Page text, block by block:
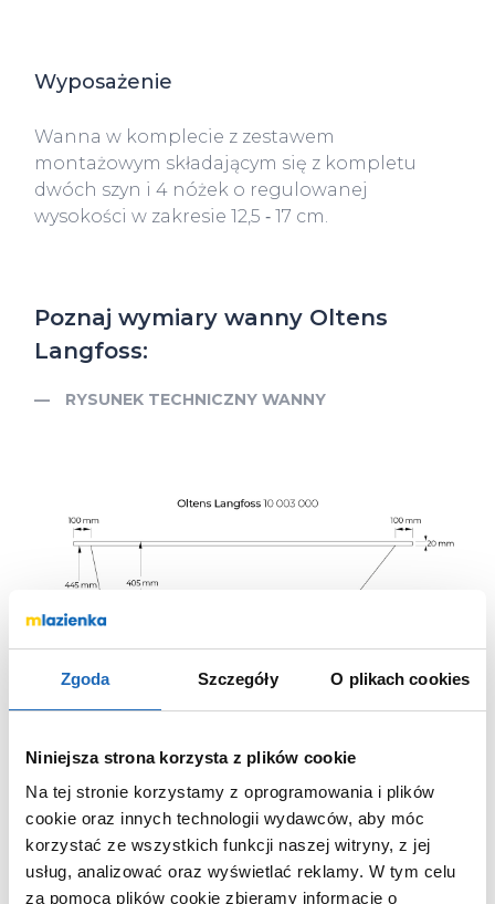
Zgoda Szczegóły O plikach cookies
Niniejsza strona korzysta z plików cookie
Na tej stronie korzystamy z oprogramowania i plików
cookie oraz innych technologii wydawców, aby móc
korzystać ze wszystkich funkcji naszej witryny, z jej
usług, analizować oraz wyświetlać reklamy. W tym celu
za pomocą plików cookie zbieramy informacje o
Wyposażenie
Wanna w komplecie z zestawem
montażowym składającym się z kompletu
dwóch szyn i 4 nóżek o regulowanej
wysokości w zakresie 12,5 ‑ 17 cm.
Poznaj wymiary wanny Oltens
Langfoss:
RYSUNEK TECHNICZNY WANNY